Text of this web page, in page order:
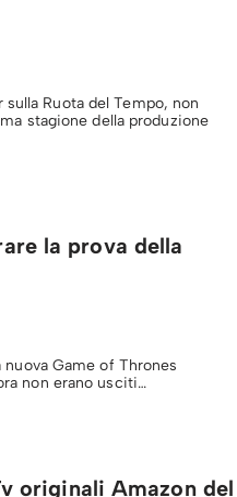
Ruota del Tempo, non
stagione della produzione
la prova della
nuova Game of Thrones
non erano usciti…
originali Amazon del